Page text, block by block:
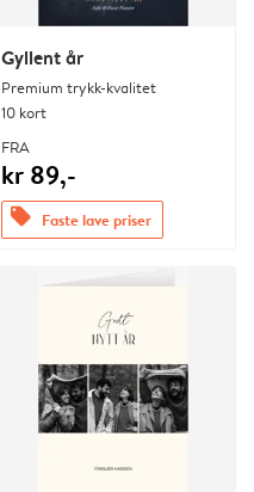
Gyllent år
Premium trykk-kvalitet
10 kort
FRA
kr 89,-
offers Faste lave priser